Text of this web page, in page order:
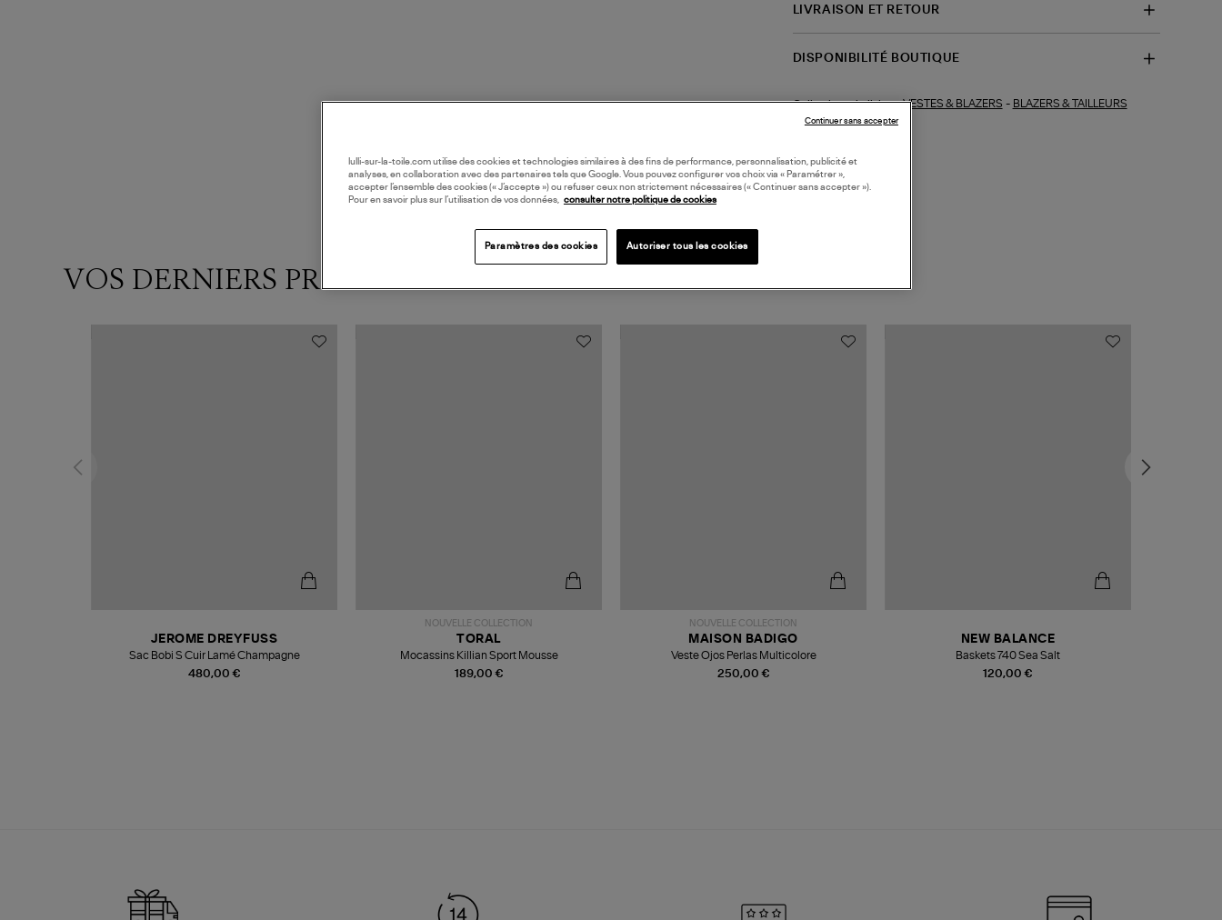
LIVRAISON ET RETOUR
DISPONIBILITÉ BOUTIQUE
Collections similaires :VESTES & BLAZERS - BLAZERS & TAILLEURS
VOS DERNIERS PRODUITS VUS
480,00 €
JEROME DREYFUSS
Sac Bobi S Cuir Lamé Champagne
NOUVELLE COLLECTION
189,00 €
TORAL
Mocassins Killian Sport Mousse
NOUVELLE COLLECTION
250,00 €
MAISON BADIGO
Veste Ojos Perlas Multicolore
120,00 €
NEW BALANCE
Baskets 740 Sea Salt
lulli-sur-la-toile.com utilise des cookies et technologies similaires à des fins de performance, personnalisation, publicité et
analyses, en collaboration avec des partenaires tels que Google. Vous pouvez configurer vos choix via « Paramétrer »,
accepter l’ensemble des cookies (« J’accepte ») ou refuser ceux non strictement nécessaires (« Continuer sans accepter »).
Pour en savoir plus sur l’utilisation de vos données,
consulter notre politique de cookies
Paramètres des cookies Autoriser tous les cookies
Continuer sans accepter